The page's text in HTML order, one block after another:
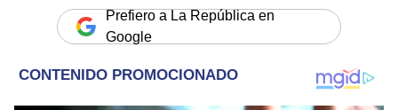
Prefiero a La República en
Google